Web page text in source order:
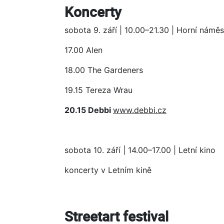
Koncerty
sobota 9. září | 10.00–21.30 | Horní
17.00 Alen
18.00 The Gardeners
19.15 Tereza Wrau
20.15 Debbi www.debbi.cz
sobota 10. září | 14.00–17.00 | Letní kino
koncerty v Letním kině
Streetart festival